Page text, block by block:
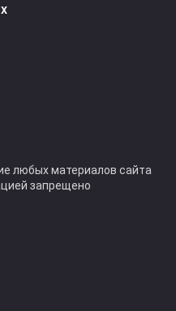
любых материалов сайта
запрещено